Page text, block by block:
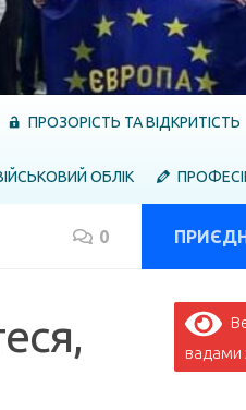
ПРОЗОРІСТЬ ТА ВІДКРИТІСТЬ
ОБЛІК
0
вадами